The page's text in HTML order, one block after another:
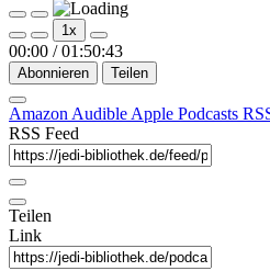
Play
Episode
Pause
Episode
1x
00:00 / 01:50:43
Abonnieren Teilen
Amazon Audible Apple Podcasts
RSS Feed
Teilen
Link